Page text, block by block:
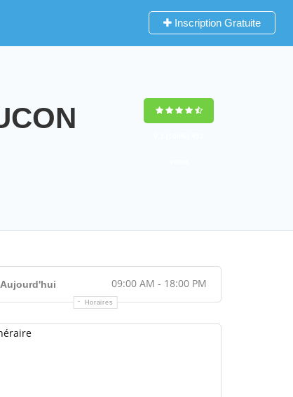
Inscription Gratuite
Aujourd'hui 09:00 AM - 18:00 PM
Horaires